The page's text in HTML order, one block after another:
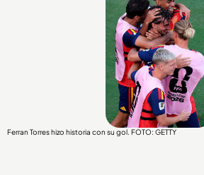
Ferran Torres hizo historia con su gol. FOTO: GETTY